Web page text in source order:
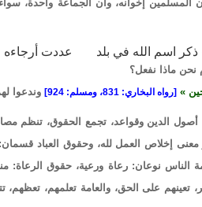
إخوانه، وأن الجماعة واحدة،
ذكر اسم الله في بلد عددت
نحن ماذا نفعل؟
[رواه البخاري: 831، ومسلم: 924] وندعوا
الدين وقواعد، تجمع الحقوق، تنظم
معنى إخلاص العمل لله، وحقوق العباد
الناس نوعان: رعاة ورعية، حقوق الرعاة:
تعينهم على الحق، والعامة تعلمهم، تعظهم،